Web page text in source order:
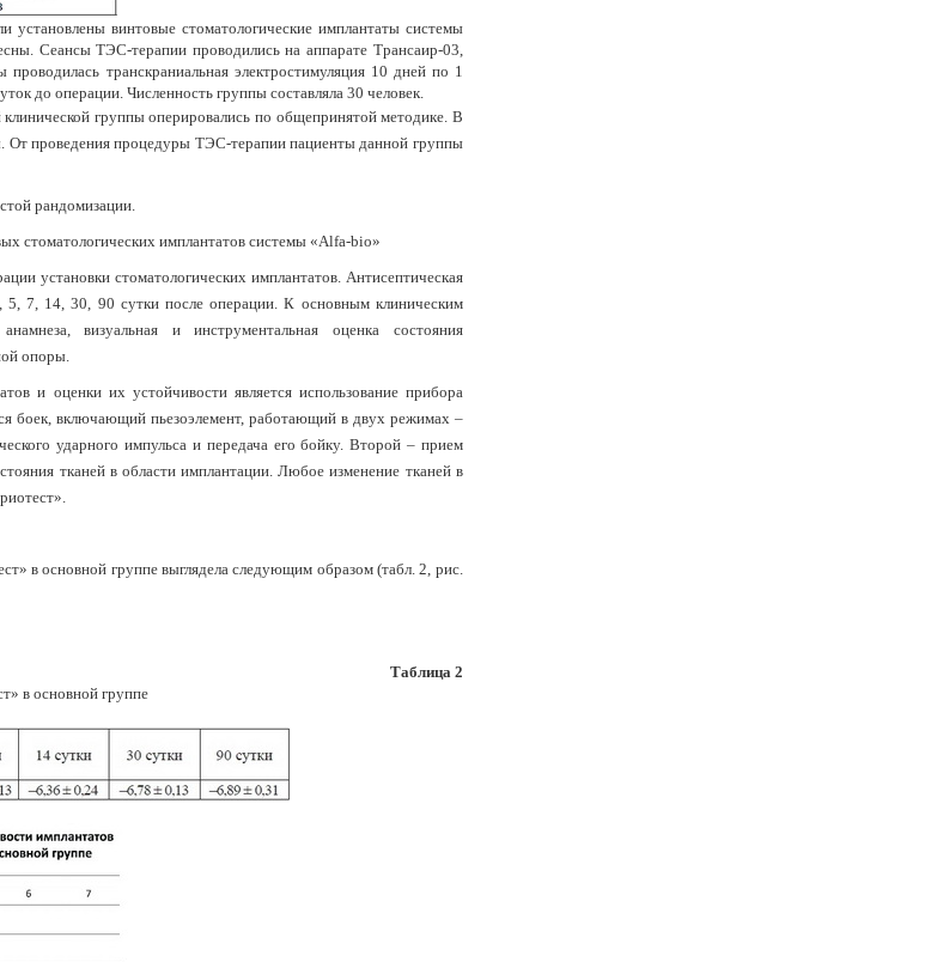
винтовые стоматологические имплантаты системы
Сеансы ТЭС-терапии проводились на аппарате Трансаир-03,
транскраниальная электростимуляция 10 дней по 1
до операции. Численность группы составляла 30 человек.
группы оперировались по общепринятой методике. В
От проведения процедуры ТЭС-терапии пациенты данной группы
рандомизации.
стоматологических имплантатов системы «Alfa-bio»
установки стоматологических имплантатов. Антисептическая
7, 14, 30, 90 сутки после операции. К основным клиническим
визуальная и инструментальная оценка состояния
опоры.
и оценки их устойчивости является использование прибора
боек, включающий пьезоэлемент, работающий в двух режимах –
ударного импульса и передача его бойку. Второй – прием
тканей в области имплантации. Любое изменение тканей в
в основной группе выглядела следующим образом (табл. 2, рис.
Таблица 2
в основной группе